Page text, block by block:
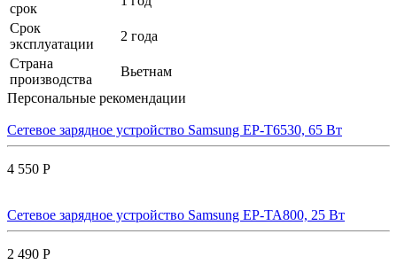
срок
Срок
эксплуатации
2 года
Страна
производства
Вьетнам
Персональные рекомендации
Сетевое зарядное устройство Samsung EP-T6530, 65 Вт
4 550 Р
Сетевое зарядное устройство Samsung EP-TA800, 25 Вт
2 490 Р